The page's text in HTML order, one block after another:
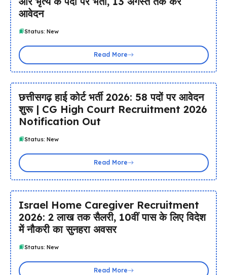
आवेदन
Status: New
Read More
छत्तीसगढ़ हाई कोर्ट भर्ती 2026: 58 पदों पर आवेदन
शुरू | CG High Court Recruitment 2026
Notification Out
Status: New
Read More
Israel Home Caregiver Recruitment
2026: ₹2 लाख तक सैलरी, 10वीं पास के लिए विदेश
में नौकरी का सुनहरा अवसर
Status: New
Read More